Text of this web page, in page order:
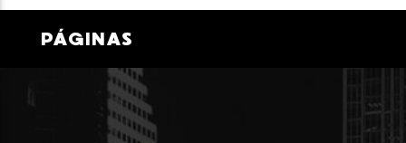
PÁGINAS